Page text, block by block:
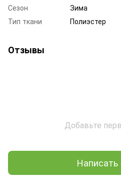
Сезон
Зима
Тип ткани
Полиэстер
Отзывы
Добавьте